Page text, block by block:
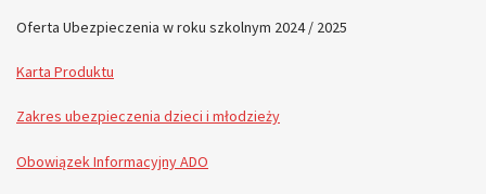
Oferta Ubezpieczenia w roku szkolnym 2024 / 2025
Karta Produktu
Zakres ubezpieczenia dzieci i młodzieży
Obowiązek Informacyjny ADO